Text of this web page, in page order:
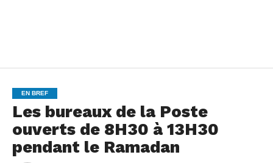
EN BREF
Les bureaux de la Poste
ouverts de 8H30 à 13H30
pendant le Ramadan